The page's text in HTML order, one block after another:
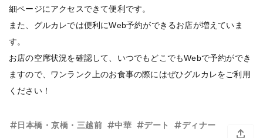
細ページにアクセスできて便利です。
また、グルカレでは便利にWeb予約ができるお店が増えていま
す。
お店の空席状況を確認して、いつでもどこでもWebで予約ができ
ますので、ワンランク上のお食事の際にはぜひグルカレをご利用
ください！
日本橋・京橋・三越前 中華 デート
ディナー